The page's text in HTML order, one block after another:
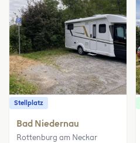
Stellplatz
Bad Niedernau
Rottenburg am Neckar